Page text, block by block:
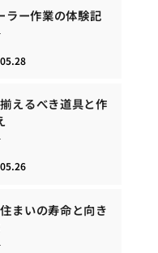
ラー作業の体験記
えるべき道具と作
まいの寿命と向き